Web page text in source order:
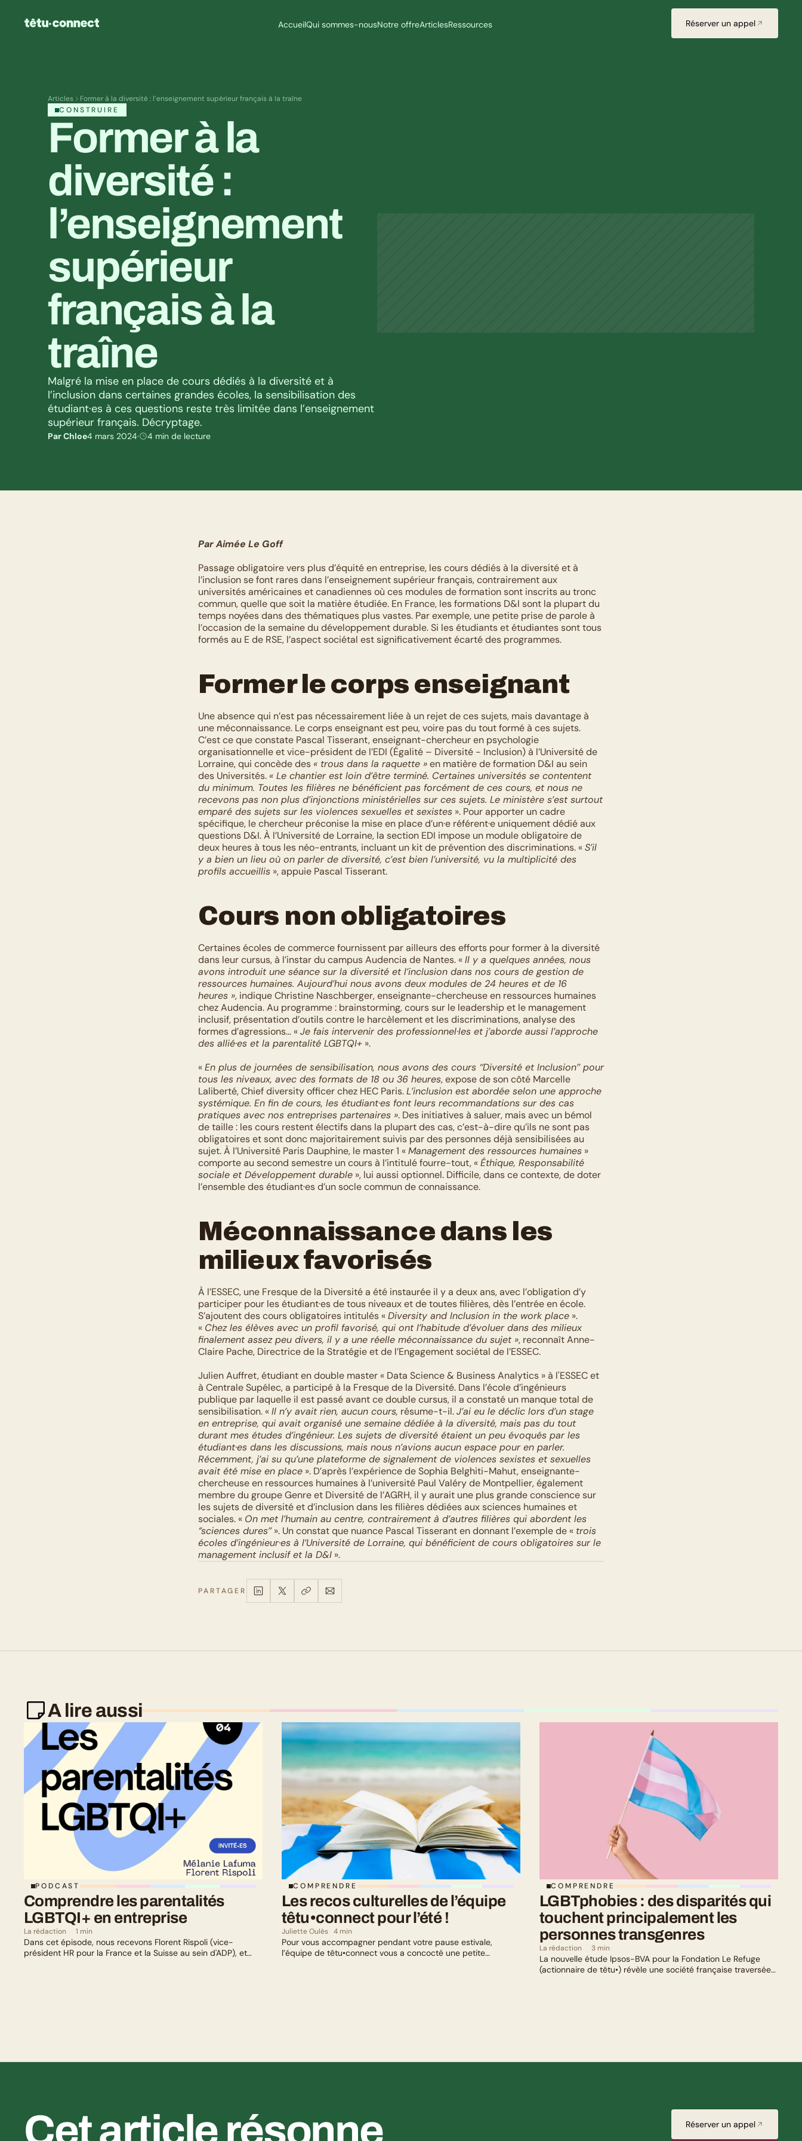
AccueilQui sommes-nousNotre offreArticlesRessources Réserver un appel
Articles
Former à la diversité : l’enseignement supérieur français à la traîne
CONSTRUIRE
Former à la
diversité :
l’enseignement
supérieur
français à la
traîne
Malgré la mise en place de cours dédiés à la diversité et à
l’inclusion dans certaines grandes écoles, la sensibilisation des
étudiant·es à ces questions reste très limitée dans l’enseignement
supérieur français. Décryptage.
Par Chloe4 mars 2024· 4 min de lecture
Par Aimée Le Goff
Passage obligatoire vers plus d’équité en entreprise, les cours dédiés à la diversité et à
l’inclusion se font rares dans l’enseignement supérieur français, contrairement aux
universités américaines et canadiennes où ces modules de formation sont inscrits au tronc
commun, quelle que soit la matière étudiée. En France, les formations D&I sont la plupart du
temps noyées dans des thématiques plus vastes. Par exemple, une petite prise de parole à
l’occasion de la semaine du développement durable. Si les étudiants et étudiantes sont tous
formés au E de RSE, l’aspect sociétal est significativement écarté des programmes.
Former le corps enseignant
Une absence qui n’est pas nécessairement liée à un rejet de ces sujets, mais davantage à
une méconnaissance. Le corps enseignant est peu, voire pas du tout formé à ces sujets.
C’est ce que constate Pascal Tisserant, enseignant-chercheur en psychologie
organisationnelle et vice-président de l’EDI (Égalité – Diversité - Inclusion) à l’Université de
Lorraine, qui concède des « trous dans la raquette » en matière de formation D&I au sein
des Universités. « Le chantier est loin d’être terminé. Certaines universités se contentent
du minimum. Toutes les filières ne bénéficient pas forcément de ces cours, et nous ne
recevons pas non plus d’injonctions ministérielles sur ces sujets. Le ministère s’est surtout
emparé des sujets sur les violences sexuelles et sexistes ». Pour apporter un cadre
spécifique, le chercheur préconise la mise en place d’un·e référent·e uniquement dédié aux
questions D&I. À l’Université de Lorraine, la section EDI impose un module obligatoire de
deux heures à tous les néo-entrants, incluant un kit de prévention des discriminations. « S’il
y a bien un lieu où on parler de diversité, c’est bien l’université, vu la multiplicité des
profils accueillis », appuie Pascal Tisserant.
Cours non obligatoires
Certaines écoles de commerce fournissent par ailleurs des efforts pour former à la diversité
dans leur cursus, à l’instar du campus Audencia de Nantes. « Il y a quelques années, nous
avons introduit une séance sur la diversité et l’inclusion dans nos cours de gestion de
ressources humaines. Aujourd’hui nous avons deux modules de 24 heures et de 16
heures », indique Christine Naschberger, enseignante-chercheuse en ressources humaines
chez Audencia. Au programme : brainstorming, cours sur le leadership et le management
inclusif, présentation d’outils contre le harcèlement et les discriminations, analyse des
formes d’agressions… « Je fais intervenir des professionnel·les et j’aborde aussi l’approche
des allié·es et la parentalité LGBTQI+ ».
« En plus de journées de sensibilisation, nous avons des cours ‘‘Diversité et Inclusion’’ pour
tous les niveaux, avec des formats de 18 ou 36 heures, expose de son côté Marcelle
Laliberté, Chief diversity officer chez HEC Paris. L’inclusion est abordée selon une approche
systémique. En fin de cours, les étudiant·es font leurs recommandations sur des cas
pratiques avec nos entreprises partenaires ». Des initiatives à saluer, mais avec un bémol
de taille : les cours restent électifs dans la plupart des cas, c’est-à-dire qu’ils ne sont pas
obligatoires et sont donc majoritairement suivis par des personnes déjà sensibilisées au
sujet. À l’Université Paris Dauphine, le master 1 « Management des ressources humaines »
comporte au second semestre un cours à l’intitulé fourre-tout, « Éthique, Responsabilité
sociale et Développement durable », lui aussi optionnel. Difficile, dans ce contexte, de doter
l’ensemble des étudiant·es d’un socle commun de connaissance.
Méconnaissance dans les
milieux favorisés
À l’ESSEC, une Fresque de la Diversité a été instaurée il y a deux ans, avec l’obligation d’y
participer pour les étudiant·es de tous niveaux et de toutes filières, dès l’entrée en école.
S’ajoutent des cours obligatoires intitulés « Diversity and Inclusion in the work place ».
« Chez les élèves avec un profil favorisé, qui ont l’habitude d’évoluer dans des milieux
finalement assez peu divers, il y a une réelle méconnaissance du sujet », reconnaît Anne-
Claire Pache, Directrice de la Stratégie et de l’Engagement sociétal de l’ESSEC.
Julien Auffret, étudiant en double master « Data Science & Business Analytics » à l'ESSEC et
à Centrale Supélec, a participé à la Fresque de la Diversité. Dans l’école d’ingénieurs
publique par laquelle il est passé avant ce double cursus, il a constaté un manque total de
sensibilisation. « Il n’y avait rien, aucun cours, résume-t-il. J’ai eu le déclic lors d’un stage
en entreprise, qui avait organisé une semaine dédiée à la diversité, mais pas du tout
durant mes études d’ingénieur. Les sujets de diversité étaient un peu évoqués par les
étudiant·es dans les discussions, mais nous n’avions aucun espace pour en parler.
Récemment, j’ai su qu’une plateforme de signalement de violences sexistes et sexuelles
avait été mise en place ». D’après l’expérience de Sophia Belghiti-Mahut, enseignante-
chercheuse en ressources humaines à l’université Paul Valéry de Montpellier, également
membre du groupe Genre et Diversité de l’AGRH, il y aurait une plus grande conscience sur
les sujets de diversité et d’inclusion dans les filières dédiées aux sciences humaines et
sociales. « On met l’humain au centre, contrairement à d’autres filières qui abordent les
‘’sciences dures’’ ». Un constat que nuance Pascal Tisserant en donnant l’exemple de « trois
écoles d’ingénieur·es à l’Université de Lorraine, qui bénéficient de cours obligatoires sur le
management inclusif et la D&I ».
PARTAGER
A lire aussi
PODCAST
Comprendre les parentalités
LGBTQI+ en entreprise
La rédaction 1 min
Dans cet épisode, nous recevons Florent Rispoli (vice-
président HR pour la France et la Suisse au sein d'ADP), et
COMPRENDRE
Les recos culturelles de l’équipe
têtu•connect pour l’été !
Juliette Oulès 4 min
Pour vous accompagner pendant votre pause estivale,
l’équipe de têtu•connect vous a concocté une petite
COMPRENDRE
LGBTphobies : des disparités qui
touchent principalement les
personnes transgenres
La rédaction 3 min
La nouvelle étude Ipsos-BVA pour la Fondation Le Refuge
(actionnaire de têtu•) révèle une société française traversée
Cet article résonne Réserver un appel